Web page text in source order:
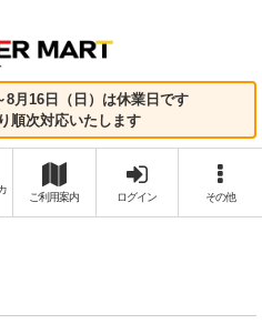
8月16日（日）は休業日です
順次対応いたします
ご利用案内 ログイン その他